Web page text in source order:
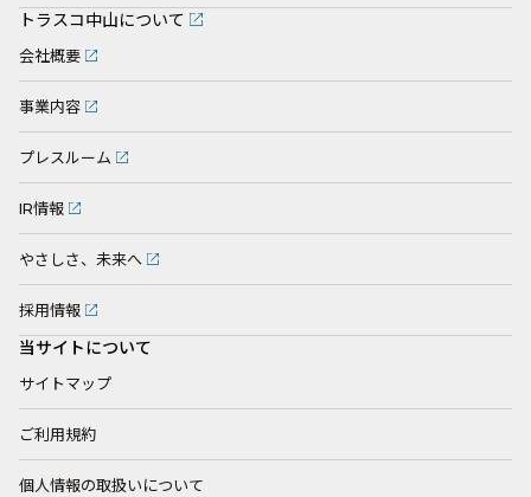
トラスコ中山について
会社概要
事業内容
プレスルーム
IR情報
やさしさ、未来へ
採用情報
当サイトについて
サイトマップ
ご利用規約
個人情報の取扱いについて